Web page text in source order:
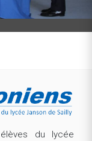
du lycée